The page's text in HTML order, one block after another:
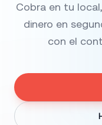
Cobra en tu
dinero en
con el